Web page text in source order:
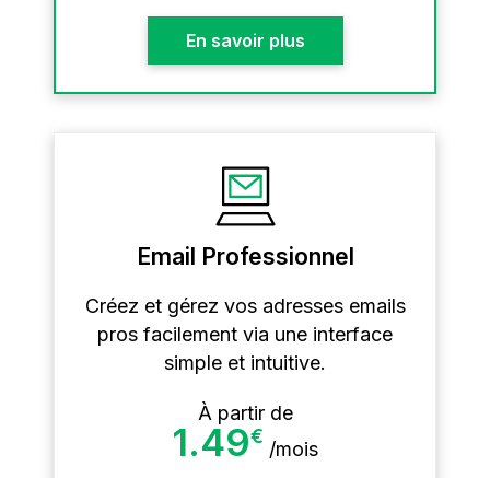
En savoir plus
Email Professionnel
Créez et gérez vos adresses emails
pros facilement via une interface
simple et intuitive.
À partir de
1.49€
/mois